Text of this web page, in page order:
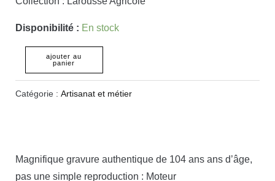
Disponibilité : En stock
ajouter au
panier
Catégorie : Artisanat et métier
Magnifique gravure authentique de 104 ans ans d’âge,
pas une simple reproduction : Moteur